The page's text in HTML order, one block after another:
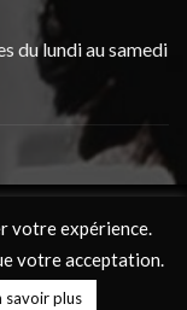
du lundi au samedi
votre expérience.
votre acceptation.
savoir plus